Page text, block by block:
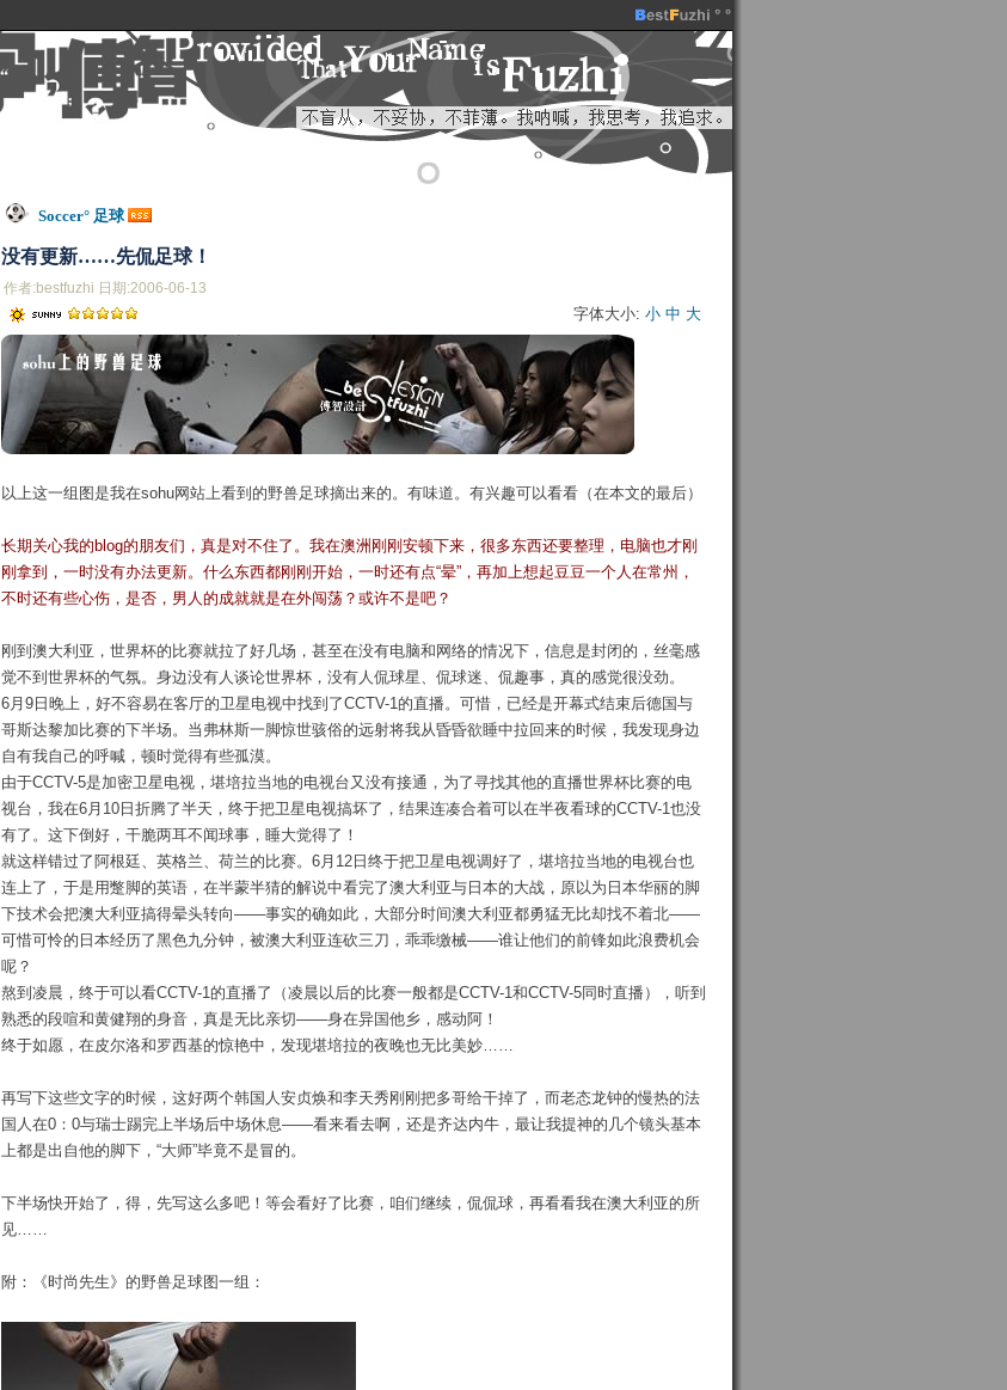
Soccer° 足球
没有更新……先侃足球！
作者:bestfuzhi 日期:2006-06-13
字体大小: 小 中 大
以上这一组图是我在sohu网站上看到的野兽足球摘出来的。有味道。有兴趣可以看看（在本文的最后）
长期关心我的blog的朋友们，真是对不住了。我在澳洲刚刚安顿下来，很多东西还要整理，电脑也才刚
刚拿到，一时没有办法更新。什么东西都刚刚开始，一时还有点“晕”，再加上想起豆豆一个人在常州，
不时还有些心伤，是否，男人的成就就是在外闯荡？或许不是吧？
刚到澳大利亚，世界杯的比赛就拉了好几场，甚至在没有电脑和网络的情况下，信息是封闭的，丝毫感
觉不到世界杯的气氛。身边没有人谈论世界杯，没有人侃球星、侃球迷、侃趣事，真的感觉很没劲。
6月9日晚上，好不容易在客厅的卫星电视中找到了CCTV-1的直播。可惜，已经是开幕式结束后德国与
哥斯达黎加比赛的下半场。当弗林斯一脚惊世骇俗的远射将我从昏昏欲睡中拉回来的时候，我发现身边
自有我自己的呼喊，顿时觉得有些孤漠。
由于CCTV-5是加密卫星电视，堪培拉当地的电视台又没有接通，为了寻找其他的直播世界杯比赛的电
视台，我在6月10日折腾了半天，终于把卫星电视搞坏了，结果连凑合着可以在半夜看球的CCTV-1也没
有了。这下倒好，干脆两耳不闻球事，睡大觉得了！
就这样错过了阿根廷、英格兰、荷兰的比赛。6月12日终于把卫星电视调好了，堪培拉当地的电视台也
连上了，于是用蹩脚的英语，在半蒙半猜的解说中看完了澳大利亚与日本的大战，原以为日本华丽的脚
下技术会把澳大利亚搞得晕头转向——事实的确如此，大部分时间澳大利亚都勇猛无比却找不着北——
可惜可怜的日本经历了黑色九分钟，被澳大利亚连砍三刀，乖乖缴械——谁让他们的前锋如此浪费机会
呢？
熬到凌晨，终于可以看CCTV-1的直播了（凌晨以后的比赛一般都是CCTV-1和CCTV-5同时直播），听到
熟悉的段喧和黄健翔的身音，真是无比亲切——身在异国他乡，感动阿！
终于如愿，在皮尔洛和罗西基的惊艳中，发现堪培拉的夜晚也无比美妙……
再写下这些文字的时候，这好两个韩国人安贞焕和李天秀刚刚把多哥给干掉了，而老态龙钟的慢热的法
国人在0：0与瑞士踢完上半场后中场休息——看来看去啊，还是齐达内牛，最让我提神的几个镜头基本
上都是出自他的脚下，“大师”毕竟不是冒的。
下半场快开始了，得，先写这么多吧！等会看好了比赛，咱们继续，侃侃球，再看看我在澳大利亚的所
见……
附：《时尚先生》的野兽足球图一组：